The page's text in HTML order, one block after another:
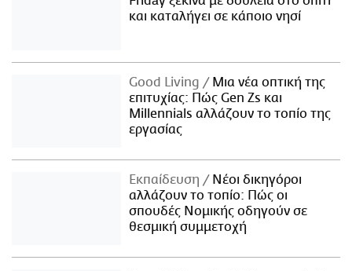
και καταλήγει σε κάποιο νησί
Good Living
Μια νέα οπτική της
επιτυχίας: Πώς Gen Zs και
Millennials αλλάζουν το τοπίο της
εργασίας
Εκπαίδευση
Νέοι δικηγόροι
αλλάζουν το τοπίο: Πώς οι
σπουδές Νομικής οδηγούν σε
θεσμική συμμετοχή